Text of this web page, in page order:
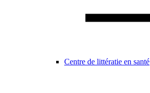
Centre de littératie en santé